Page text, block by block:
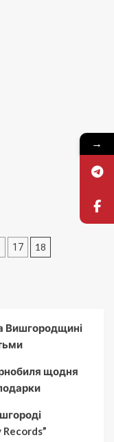
17 18
Вишгородщині
щодня
→